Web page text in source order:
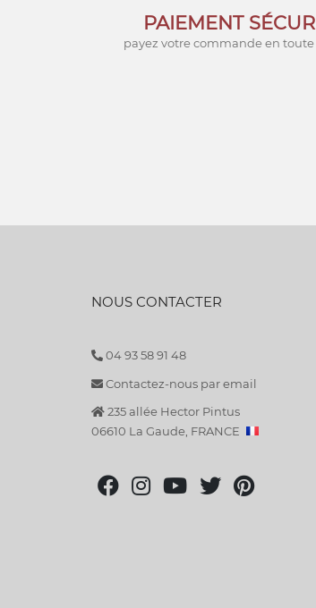
PAIEMENT
payez votre commande en
NOUS CONTACTER
04 93 58 91 48
Contactez-nous par email
235 allée Hector Pintus
06610 La Gaude, FRANCE